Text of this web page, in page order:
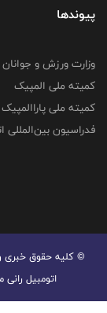
پیوندها
وزارت ورزش و جوانان
کمیته ملی المپیک
کمیته ملی پاراالمپیک
فدراسیون بین‌المللی
© کليه حقوق خبری
اتومبیل